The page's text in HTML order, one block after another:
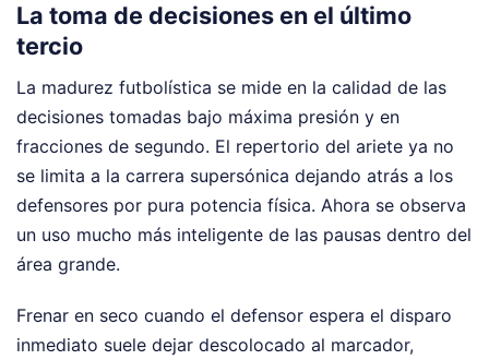
La toma de decisiones en el último
tercio
La madurez futbolística se mide en la calidad de las
decisiones tomadas bajo máxima presión y en
fracciones de segundo. El repertorio del ariete ya no
se limita a la carrera supersónica dejando atrás a los
defensores por pura potencia física. Ahora se observa
un uso mucho más inteligente de las pausas dentro del
área grande.
Frenar en seco cuando el defensor espera el disparo
inmediato suele dejar descolocado al marcador,